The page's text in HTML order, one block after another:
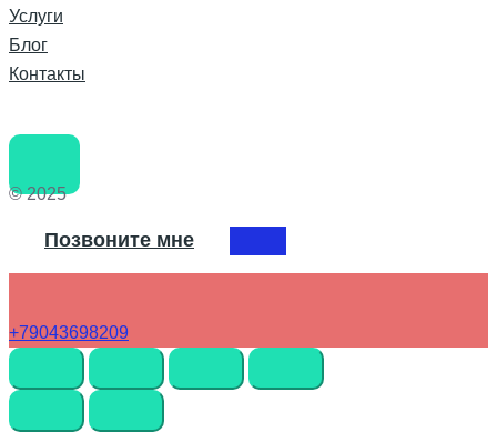
Услуги
Блог
Контакты
© 2025
Позвоните мне
+79043698209